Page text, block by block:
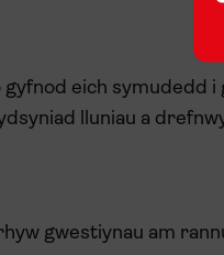
gyfnod eich symudedd i
lluniau a
gwestiynau am